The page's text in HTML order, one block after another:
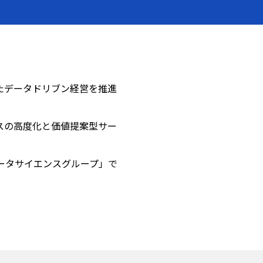
ータドリブン経営を推進
高度化と価値提案型サー
サイエンスグループ」で